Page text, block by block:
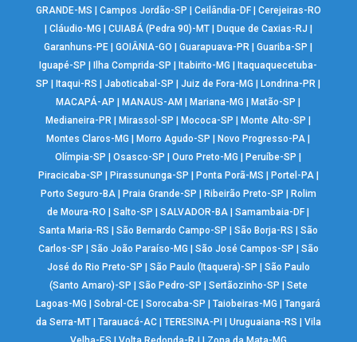
GRANDE-MS
Campos Jordão-SP Ceilândia-DF| Cerejeiras-RO
Cláudio-MG CUIABÁ (Pedra 90)-MT| Duque de Caxias-RJ
Garanhuns-PE |GOIÂNIA-GO |Guarapuava-PR |Guariba-SP
Iguapé-SP
Ilha Comprida-SP Itabirito-MG
Itaquaquecetuba-
SP
Itaqui-RS |Jaboticabal-SP |Juiz de Fora-MG Londrina-PR
MACAPÁ-AP
MANAUS-AM Mariana-MG Matão-SP
Medianeira-PR
Mirassol-SP Mococa-SP Monte Alto-SP
Montes Claros-MG
Morro Agudo-SP Novo Progresso-PA
Olímpia-SP
|Osasco-SP |Ouro Preto-MG Peruíbe-SP
Piracicaba-SP
Pirassununga-SP Ponta Porã-MS Portel-PA|
Porto Seguro-BA| Praia Grande-SP Ribeirão Preto-SP
Rolim
de Moura-RO
|Salto-SP |SALVADOR-BA |Samambaia-DF
Santa Maria-RS
São Bernardo Campo-SP São Borja-RS
São
Carlos-SP
São João Paraíso-MG São José Campos-SP
São
José do Rio Preto-SP
São Paulo (Itaquera)-SP
São Paulo
(Santo Amaro)-SP
São Pedro-SP Sertãozinho-SP
Sete
Lagoas-MG
|Sobral-CE |Sorocaba-SP |Taiobeiras-MG |Tangará
da Serra-MT| Tarauacá-AC| TERESINA-PI Uruguaiana-RS
Vila